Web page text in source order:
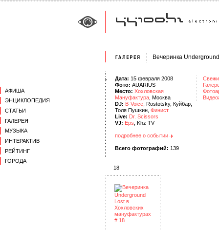
АФИША
ЭНЦИКЛОПЕДИЯ
СТАТЬИ
ГАЛЕРЕЯ
МУЗЫКА
ИНТЕРАКТИВ
РЕЙТИНГ
ГОРОДА
Вечеринка
Дата: 15 февраля 2008
Фото: AUARIUS
Место: Хохловская
Мануфактура , Москва
DJ: B-Voice , Rostotsky, Куйбар,
Толя Пушкин, Финист
Live: Dr. Scissors
VJ: Eps , Khz TV
подробнее о событии
Всего фотографий: 139
18